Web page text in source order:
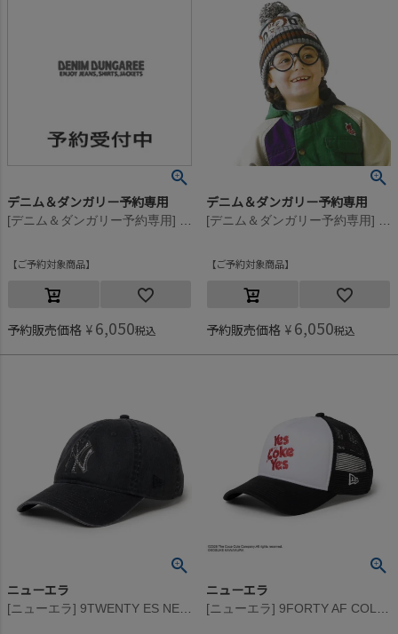
デニム＆ダンガリー予約専用
ご予約対象商品
予約販売価格 ¥ 6,050税込
デニム＆ダンガリー予約専用
ご予約対象商品
予約販売価格 ¥ 6,050税込
ニューエラ ニューエラ